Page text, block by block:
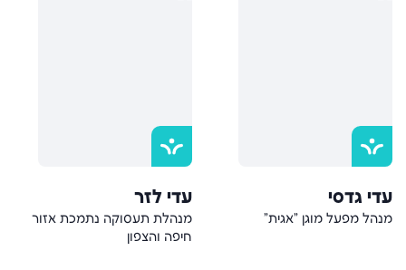
עדי גדסי
מנהל מפעל מוגן "אגית"
עדי לזר
מנהלת תעסוקה נתמכת אזור
חיפה והצפון